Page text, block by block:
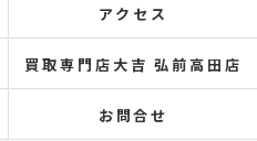
アクセス
買取専門店大吉 弘前高田店
お問合せ